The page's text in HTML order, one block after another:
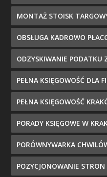
MONTAŻ STOISK
OBSŁUGA KADROWO
ODZYSKIWANIE PODATKU
PEŁNA KSIĘGOWOŚĆ DLA
PEŁNA KSIĘGOWOŚĆ
PORADY KSIĘGOWE W
PORÓWNYWARKA
POZYCJONOWANIE STRON